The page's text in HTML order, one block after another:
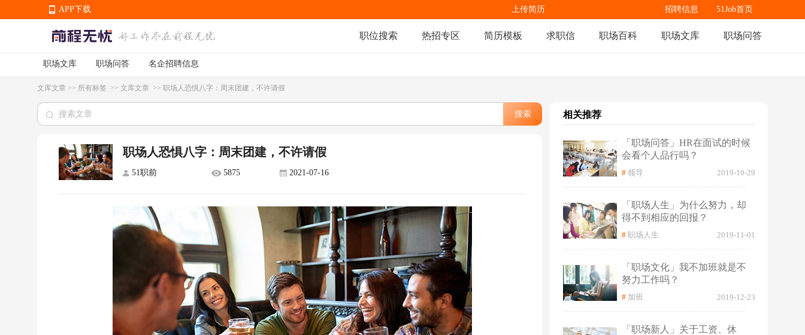
APP下载
APP下载
招聘信息 51Job首页
上传简历
职位搜索 热招专区 简历模板 求职信 职场百科 职场文库 职场问答
职场文库 职场问答 名企招聘信息
文库文章 >> 所有标签 >> 文库文章 >> 职场人恐惧八字：周末团建，不许请假
搜索
职场人恐惧八字：周末团建，不许请假
51职前 5875 2021-07-16
相关推荐
「职场问答」HR在面试的时候
会看个人品行吗？
# 领导 2019-10-29
「职场人生」为什么努力，却
得不到相应的回报？
# 职场人生 2019-11-01
「职场文化」我不加班就是不
努力工作吗？
# 加班 2019-12-23
「职场新人」关于工资、休